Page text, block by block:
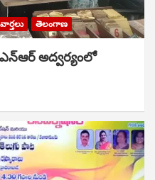
తెలంగాణ
అద్వర్యంలో